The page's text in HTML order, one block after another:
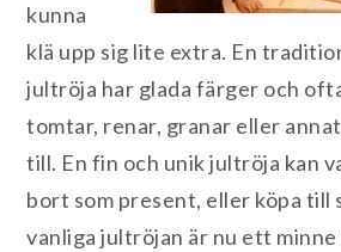
kunna
klä upp sig lite extra. En
jultröja har glada färger och
tomtar, renar, granar eller
till. En fin och unik jultröja kan
bort som present, eller köpa till
vanliga jultröjan är nu ett minne